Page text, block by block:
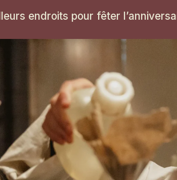
endroits pour fêter